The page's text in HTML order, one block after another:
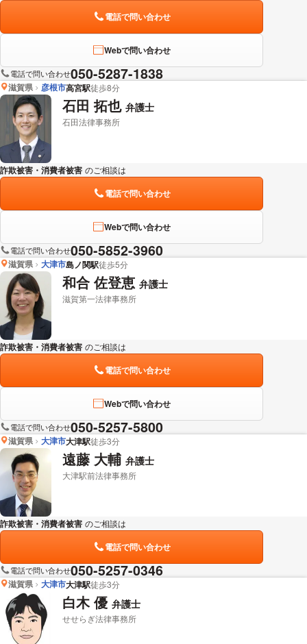
電話で問い合わせ
Webで問い合わせ
電話で問い合わせ050-5287-1838
滋賀県 彦根市高宮駅徒歩8分
石田 拓也 弁護士
石田法律事務所
詐欺被害・消費者被害 のご相談は
電話で問い合わせ
Webで問い合わせ
電話で問い合わせ050-5852-3960
滋賀県 大津市島ノ関駅徒歩5分
和合 佐登恵 弁護士
滋賀第一法律事務所
詐欺被害・消費者被害 のご相談は
電話で問い合わせ
Webで問い合わせ
電話で問い合わせ050-5257-5800
滋賀県 大津市大津駅徒歩3分
遠藤 大輔 弁護士
大津駅前法律事務所
詐欺被害・消費者被害 のご相談は
電話で問い合わせ
電話で問い合わせ050-5257-0346
滋賀県 大津市大津駅徒歩3分
白木 優 弁護士
せせらぎ法律事務所